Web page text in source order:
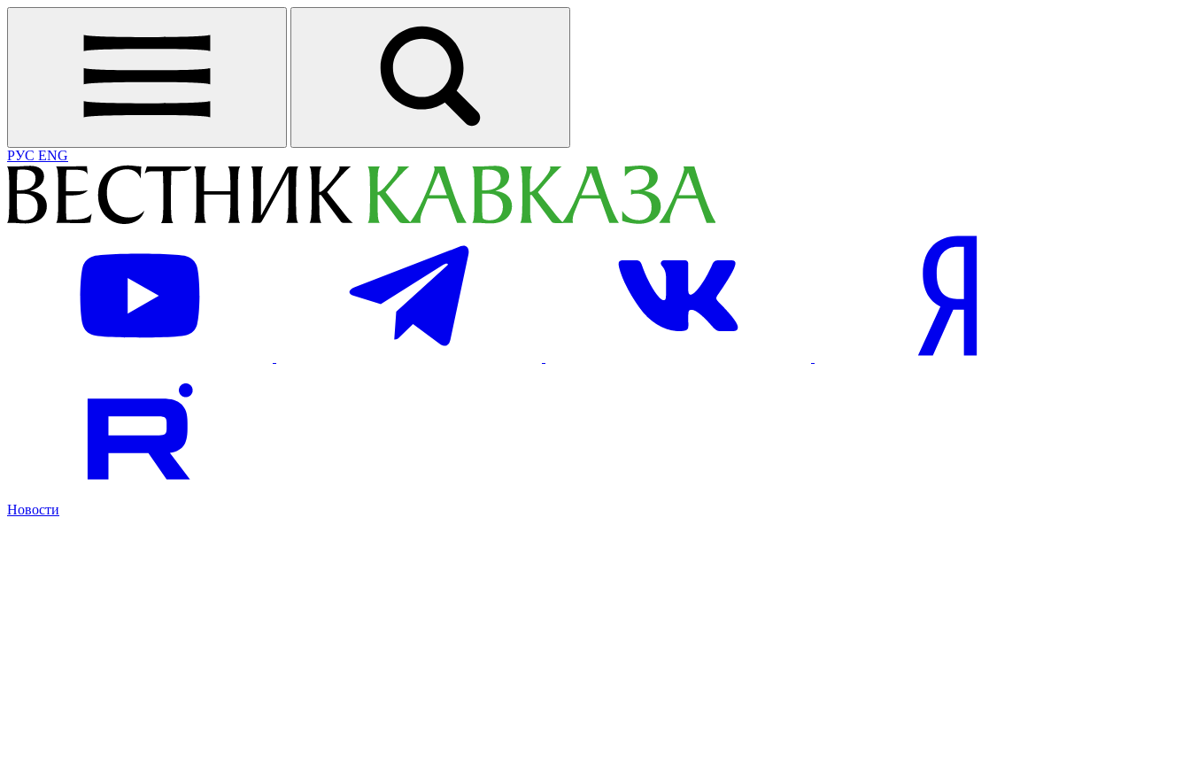
РУС ENG
Новости